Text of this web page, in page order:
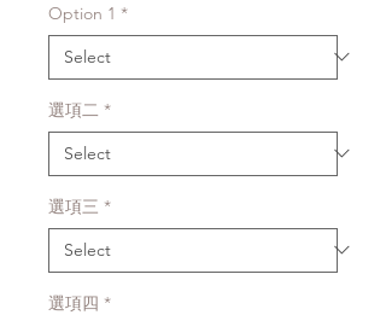
Option 1 *
選項二 *
選項三 *
選項四 *